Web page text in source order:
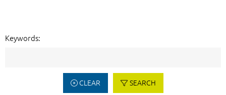
Keywords:
CLEAR SEARCH